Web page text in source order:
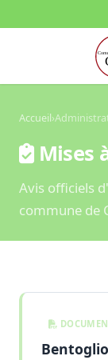
Accueil›
Mises
Avis officiels
commune de